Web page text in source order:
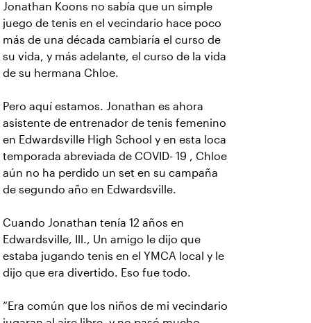
Jonathan Koons no sabía que un simple
juego de tenis en el vecindario hace poco
más de una década cambiaría el curso de
su vida, y más adelante, el curso de la vida
de su hermana Chloe.
Pero aquí estamos. Jonathan es ahora
asistente de entrenador de tenis femenino
en Edwardsville High School y en esta loca
temporada abreviada de COVID- 19 , Chloe
aún no ha perdido un set en su campaña
de segundo año en Edwardsville.
Cuando Jonathan tenía 12 años en
Edwardsville, Ill., Un amigo le dijo que
estaba jugando tenis en el YMCA local y le
dijo que era divertido. Eso fue todo.
“Era común que los niños de mi vecindario